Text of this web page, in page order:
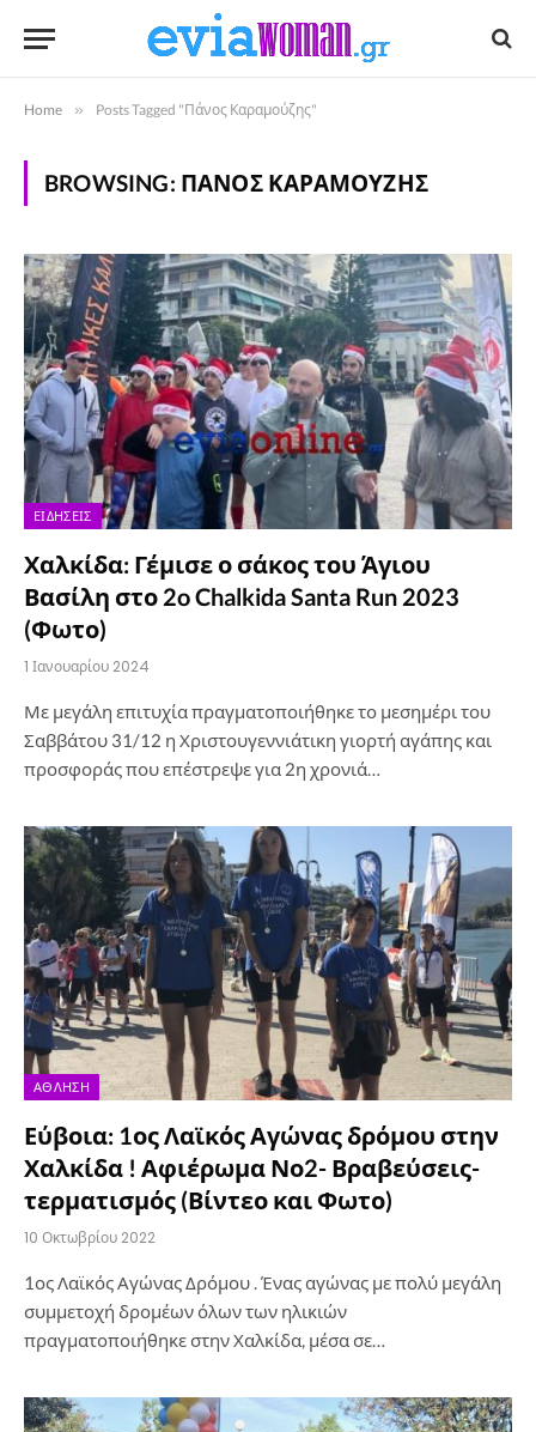
Home » Posts Tagged "Πάνος Καραμούζης"
BROWSING: ΠΆΝΟΣ ΚΑΡΑΜΟΎΖΗΣ
ΕΙΔΉΣΕΙΣ
Χαλκίδα: Γέμισε ο σάκος του Άγιου
Βασίλη στο 2o Chalkida Santa Run 2023
(Φωτο)
1 Ιανουαρίου 2024
Με μεγάλη επιτυχία πραγματοποιήθηκε το μεσημέρι του
Σαββάτου 31/12 η Χριστουγεννιάτικη γιορτή αγάπης και
προσφοράς που επέστρεψε για 2η χρονιά…
ΆΘΛΗΣΗ
Εύβοια: 1ος Λαϊκός Αγώνας δρόμου στην
Χαλκίδα ! Αφιέρωμα Νο2- Βραβεύσεις-
τερματισμός (Βίντεο και Φωτο)
10 Οκτωβρίου 2022
1ος Λαϊκός Αγώνας Δρόμου . Ένας αγώνας με πολύ μεγάλη
συμμετοχή δρομέων όλων των ηλικιών
πραγματοποιήθηκε στην Χαλκίδα, μέσα σε…